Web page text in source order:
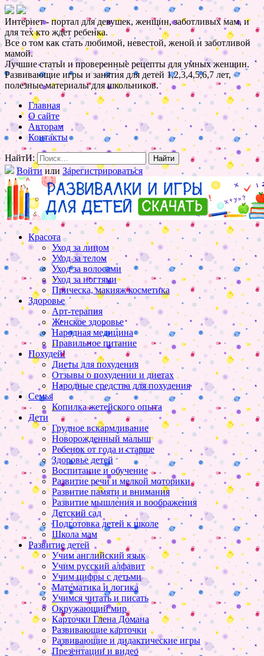
Интернет - портал для девушек, женщин, заботливых мам, и
для тех кто ждет ребенка.
Все о том как стать любимой, невестой, женой и заботливой
мамой.
Лучшие статьи и проверенные рецепты для умных женщин.
Развивающие игры и занятия для детей 1,2,3,4,5,6,7 лет,
полезные материалы для школьников.
Главная
О сайте
Авторам
Контакты
НайтИ:
Войти или Зарегистрироваться
Красота
Уход за лицом
Уход за телом
Уход за волосами
Уход за ногтями
Прическа, макияж косметика
Здоровье
Арт-терапия
Женское здоровье
Народная медицина
Правильное питание
Похудей!
Диеты для похудения
Отзывы о похудении и диетах
Народные средства для похудения
Семья
Копилка жетейского опыта
Дети
Грудное вскармливание
Новорожденный малыш
Ребенок от года и старше
Здоровье детей
Воспитание и обучение
Развитие речи и мелкой моторики
Развитие памяти и внимания
Развитие мышления и воображения
Детский сад
Подготовка детей к школе
Школа мам
Развитие детей
Учим английский язык
Учим русский алфавит
Учим цифры с детьми
Математика и логика
Учимся читать и писать
Окружающий мир
Карточки Глена Домана
Развивающие карточки
Развивающие и дидактические игры
Презентации и видео